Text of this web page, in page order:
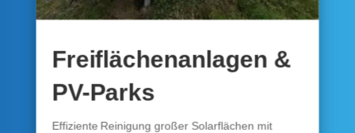
Freiflächenanlagen &
PV-Parks
Effiziente Reinigung großer Solarflächen mit